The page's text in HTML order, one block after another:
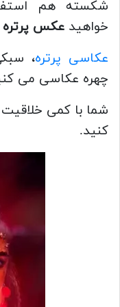
شکسته هم
خواهید عکس
عکاسی پرتره،
چهره عکاسی می
شما با کمی
کنید.